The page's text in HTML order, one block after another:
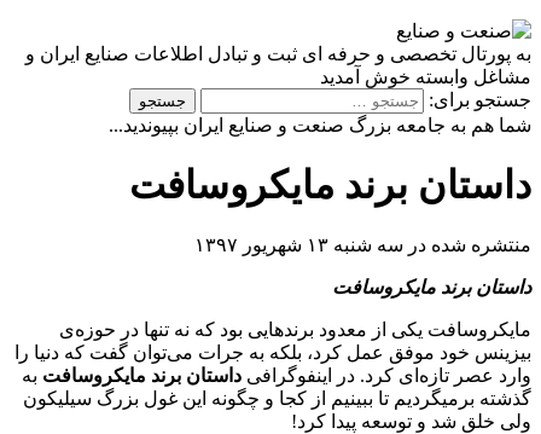
به پورتال تخصصی و حرفه ای ثبت و تبادل اطلاعات صنایع ایران و
مشاغل وابسته خوش آمدید
جستجو برای:
شما هم به جامعه بزرگ صنعت و صنایع ایران بپیوندید...
داستان برند مایکروسافت
منتشره شده در سه شنبه ۱۳ شهریور ۱۳۹۷
داستان برند مایکروسافت
مایکروسافت یکی از معدود برندهایی بود که نه تنها در حوزه‌ی
بیزینس خود موفق عمل کرد، بلکه به جرات می‌توان گفت که دنیا را
وارد عصر تازه‌ای کرد. در اینفوگرافی داستان برند مایکروسافت به
گذشته برمیگردیم تا ببینیم از کجا و چگونه این غول بزرگ سیلیکون
ولی خلق شد و توسعه پیدا کرد!